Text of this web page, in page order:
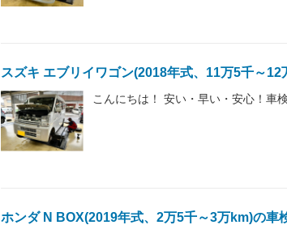
スズキ エブリイワゴン(2018年式、11万5千～12
こんにちは！ 安い・早い・安心！車
ホンダ N BOX(2019年式、2万5千～3万km)の車